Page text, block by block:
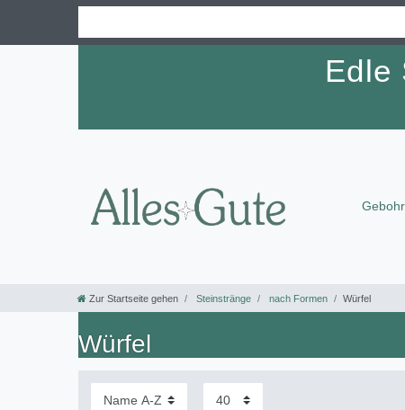
Edle
Zur Startseite gehen Steinstränge nach Formen Würfel
Würfel